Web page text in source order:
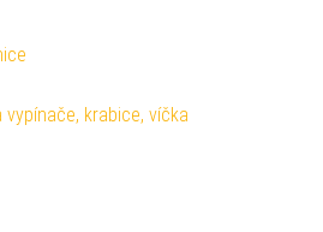
krabice, víčka